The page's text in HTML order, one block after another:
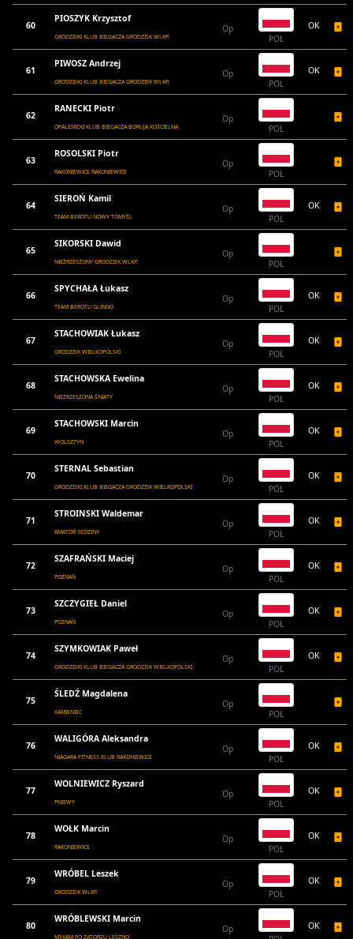
60
PIOSZYK Krzysztof
GRODZISKI KLUB BIEGACZA GRODZISK WLKP.
Op
POL
OK
61
PIWOSZ Andrzej
GRODZISKI KLUB BIEGACZA GRODZISK WLKP.
Op
POL
OK
62
RANECKI Piotr
OPALENICKI KLUB BIEGACZA BORUJA KOŚCIELNA
Op
POL
63
ROSOLSKI Piotr
RAKONIEWICE RAKONIEWICE
Op
POL
64
SIEROŃ Kamil
TEAM BEROTU NOWY TOMYŚL
Op
POL
OK
65
SIKORSKI Dawid
NIEZRZESZONY GRODZISK WLKP.
Op
POL
66
SPYCHAŁA Łukasz
TEAM BEROTU GLINNO
Op
POL
OK
67
STACHOWIAK Łukasz
GRODZISK WIELKOPOLSKI
Op
POL
OK
68
STACHOWSKA Ewelina
NIEZRZESZONA ŚNIATY
Op
POL
OK
69
STACHOWSKI Marcin
WOLSZTYN
Op
POL
OK
70
STERNAL Sebastian
GRODZISKI KLUB BIEGACZA GRODZISK WIELKOPOLSKI
Op
POL
OK
71
STROINSKI Waldemar
AMATOR SEDZINY
Op
POL
OK
72
SZAFRAŃSKI Maciej
POZNAŃ
Op
POL
OK
73
SZCZYGIEŁ Daniel
POZNAŃ
Op
POL
OK
74
SZYMKOWIAK Paweł
GRODZISKI KLUB BIEGACZA GRODZISK WIELKOPOLSKI
Op
POL
OK
75
ŚLEDŹ Magdalena
KAMIENIEC
Op
POL
76
WALIGÓRA Aleksandra
NIAGARA FITNESS KLUB RAKONIEWICE
Op
POL
OK
77
WOLNIEWICZ Ryszard
PNIEWY
Op
POL
OK
78
WOŁK Marcin
RAKONIEWICE
Op
POL
OK
79
WRÓBEL Leszek
GRODZISK WLKP.
Op
POL
OK
80
WRÓBLEWSKI Marcin
MYKAM PO ZATORZU LESZNO
Op
OK